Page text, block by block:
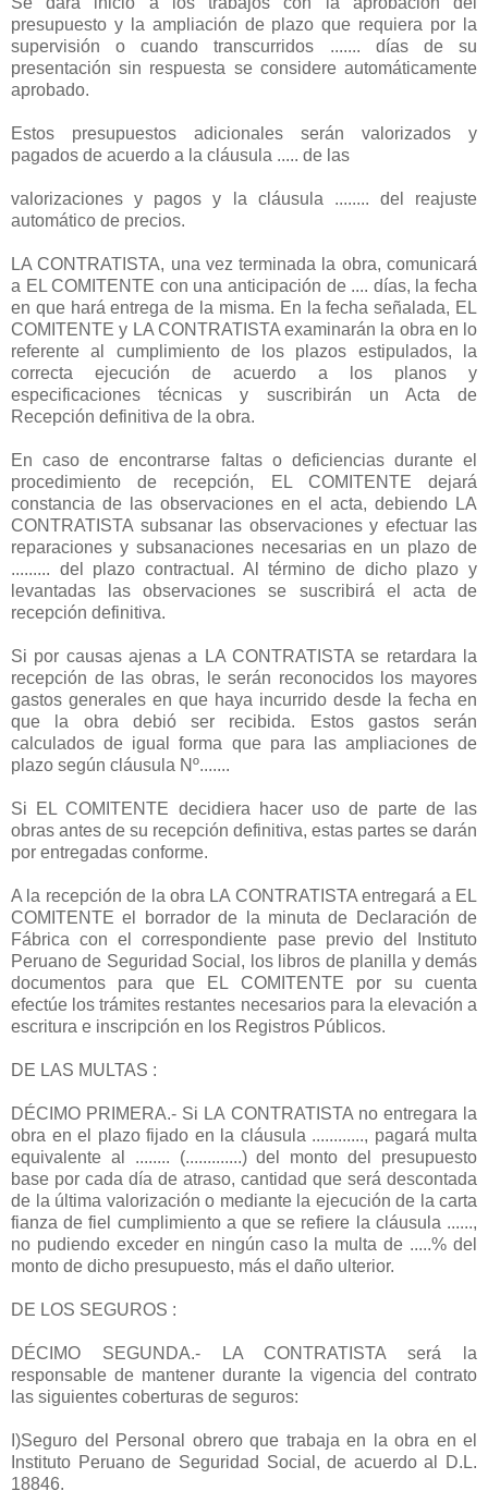
presupuesto y la ampliación de plazo que requiera por la
supervisión o cuando transcurridos ....... días de su
presentación sin respuesta se considere automáticamente
aprobado.
Estos presupuestos adicionales serán valorizados y
pagados de acuerdo a la cláusula ..... de las
valorizaciones y pagos y la cláusula ........ del reajuste
automático de precios.
LA CONTRATISTA, una vez terminada la obra, comunicará
a EL COMITENTE con una anticipación de .... días, la fecha
en que hará entrega de la misma. En la fecha señalada, EL
COMITENTE y LA CONTRATISTA examinarán la obra en lo
referente al cumplimiento de los plazos estipulados, la
correcta ejecución de acuerdo a los planos y
especificaciones técnicas y suscribirán un Acta de
Recepción definitiva de la obra.
En caso de encontrarse faltas o deficiencias durante el
procedimiento de recepción, EL COMITENTE dejará
constancia de las observaciones en el acta, debiendo LA
CONTRATISTA subsanar las observaciones y efectuar las
reparaciones y subsanaciones necesarias en un plazo de
......... del plazo contractual. Al término de dicho plazo y
levantadas las observaciones se suscribirá el acta de
recepción definitiva.
Si por causas ajenas a LA CONTRATISTA se retardara la
recepción de las obras, le serán reconocidos los mayores
gastos generales en que haya incurrido desde la fecha en
que la obra debió ser recibida. Estos gastos serán
calculados de igual forma que para las ampliaciones de
plazo según cláusula Nº.......
Si EL COMITENTE decidiera hacer uso de parte de las
obras antes de su recepción definitiva, estas partes se darán
por entregadas conforme.
A la recepción de la obra LA CONTRATISTA entregará a EL
COMITENTE el borrador de la minuta de Declaración de
Fábrica con el correspondiente pase previo del Instituto
Peruano de Seguridad Social, los libros de planilla y demás
documentos para que EL COMITENTE por su cuenta
efectúe los trámites restantes necesarios para la elevación a
escritura e inscripción en los Registros Públicos.
DE LAS MULTAS :
DÉCIMO PRIMERA.- Si LA CONTRATISTA no entregara la
obra en el plazo fijado en la cláusula ............, pagará multa
equivalente al ........ (.............) del monto del presupuesto
base por cada día de atraso, cantidad que será descontada
de la última valorización o mediante la ejecución de la carta
fianza de fiel cumplimiento a que se refiere la cláusula ......,
no pudiendo exceder en ningún caso la multa de .....% del
monto de dicho presupuesto, más el daño ulterior.
DE LOS SEGUROS :
DÉCIMO SEGUNDA.- LA CONTRATISTA será la
responsable de mantener durante la vigencia del contrato
las siguientes coberturas de seguros:
I)Seguro del Personal obrero que trabaja en la obra en el
Instituto Peruano de Seguridad Social, de acuerdo al D.L.
18846.